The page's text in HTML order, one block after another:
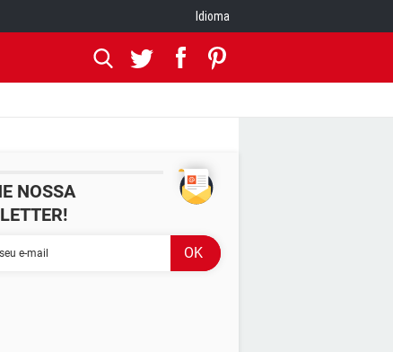
Idioma
NOSSA